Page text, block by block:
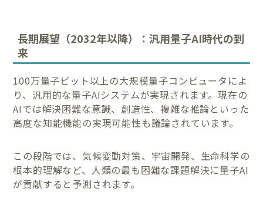
長期展望（2032年以降）：汎用量子AI時代の到
来
100万量子ビット以上の大規模量子コンピュータによ
り、汎用的な量子AIシステムが実現されます。現在の
AIでは解決困難な意識、創造性、複雑な推論といった
高度な知能機能の実現可能性も議論されています。
この段階では、気候変動対策、宇宙開発、生命科学の
根本的理解など、人類の最も困難な課題解決に量子AI
が貢献すると予測されます。